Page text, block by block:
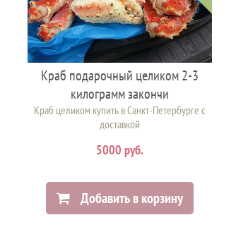
Краб подарочный целиком 2-3
килограмм закончи
Краб целиком купить в Санкт-Петербурге с
доставкой
5000 руб.
Добавить в корзину